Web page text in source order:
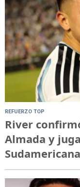
REFUERZO TOP
River
Almada y
Sudamericana